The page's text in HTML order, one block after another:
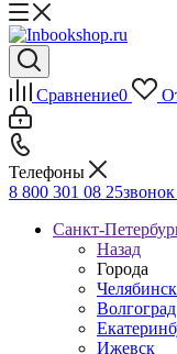
Сравнение0
Телефоны
8 800 301 08 25
Санкт-
Назад
Города
Челябинск
Волгоград
Ижевск